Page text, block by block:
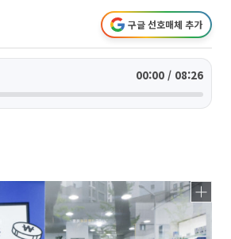
구글 선호매체 추가
00:00 / 08:26